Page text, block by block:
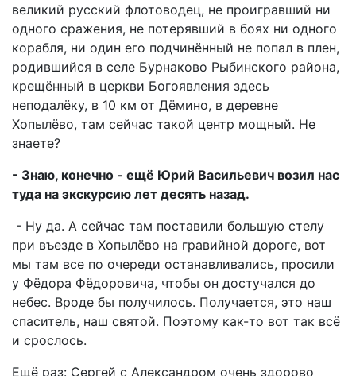
великий русский флотоводец, не проигравший ни
одного сражения, не потерявший в боях ни одного
корабля, ни один его подчинённый не попал в плен,
родившийся в селе Бурнаково Рыбинского района,
крещённый в церкви Богоявления здесь
неподалёку, в 10 км от Дёмино, в деревне
Хопылёво, там сейчас такой центр мощный. Не
знаете?
- Знаю, конечно - ещё Юрий Васильевич возил нас
туда на экскурсию лет десять назад.
- Ну да. А сейчас там поставили большую стелу
при въезде в Хопылёво на гравийной дороге, вот
мы там все по очереди останавливались, просили
у Фёдора Фёдоровича, чтобы он достучался до
небес. Вроде бы получилось. Получается, это наш
спаситель, наш святой. Поэтому как-то вот так всё
и срослось.
Ещё раз: Сергей с Александром очень здорово